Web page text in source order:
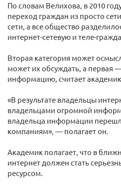
По словам Велихова, в 2010
переход граждан из просто
сети, а все общество
интернет-сетевую и теле-
Вторая категория может
может их обсуждать, а первая
информацию, считает
«В результате владельцы
владельцами огромной
владельца информации
компаниям», — полагает он.
Академик полагает, что в
интернет должен стать
ресурсом.